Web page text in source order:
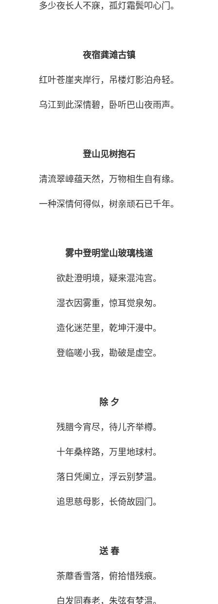
多少夜长人不寐，孤灯霜鬓叩心门。
夜宿龚滩古镇
红叶苍崖夹岸行，吊楼灯影泊舟轻。
乌江到此深情碧，卧听巴山夜雨声。
登山见树抱石
清流翠嶂蕴天然，万物相生自有缘。
一种深情何得似，树亲顽石已千年。
雾中登明堂山玻璃栈道
欲赴澄明境，疑来混沌宫。
湿衣因雾重，惊耳觉泉匆。
造化迷茫里，乾坤汗漫中。
登临嗟小我，勘破是虚空。
除 夕
残腊今宵尽，待儿齐举樽。
十年桑梓路，万里地球村。
落日凭阑立，浮云别梦温。
追思慈母影，长倚故园门。
送 春
荼蘼香雪落，俯拾惜残痕。
白发同春老，朱弦有梦温。